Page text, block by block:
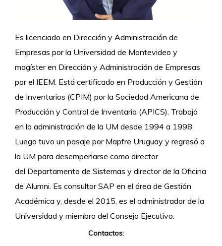
Es licenciado en Dirección y Administración de
Empresas por la Universidad de Montevideo y
magíster en Dirección y Administración de Empresas
por el IEEM. Está certificado en Producción y Gestión
de Inventarios (CPIM) por la Sociedad Americana de
Producción y Control de Inventario (APICS). Trabajó
en la administración de la UM desde 1994 a 1998.
Luego tuvo un pasaje por Mapfre Uruguay y regresó a
la UM para desempeñarse como director
del Departamento de Sistemas y director de la Oficina
de Alumni. Es consultor SAP en el área de Gestión
Académica y, desde el 2015, es el administrador de la
Universidad y miembro del Consejo Ejecutivo.
Contactos: